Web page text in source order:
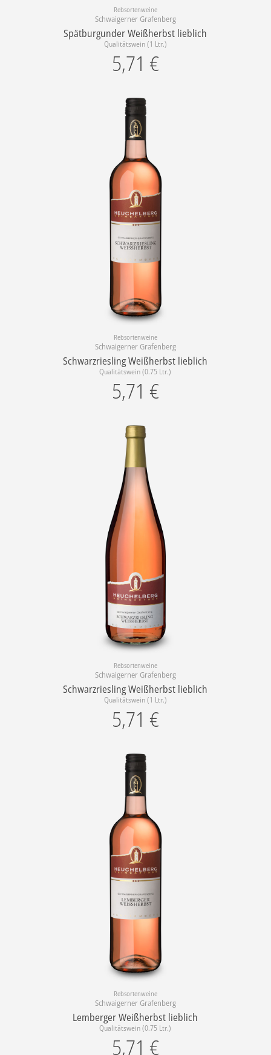
Rebsortenweine
Schwaigerner Grafenberg
Spätburgunder Weißherbst lieblich
Qualitätswein (1 Ltr.)
5,71 €
Rebsortenweine
Schwaigerner Grafenberg
Schwarzriesling Weißherbst lieblich
Qualitätswein (0.75 Ltr.)
5,71 €
Rebsortenweine
Schwaigerner Grafenberg
Schwarzriesling Weißherbst lieblich
Qualitätswein (1 Ltr.)
5,71 €
Rebsortenweine
Schwaigerner Grafenberg
Lemberger Weißherbst lieblich
Qualitätswein (0.75 Ltr.)
5,71 €